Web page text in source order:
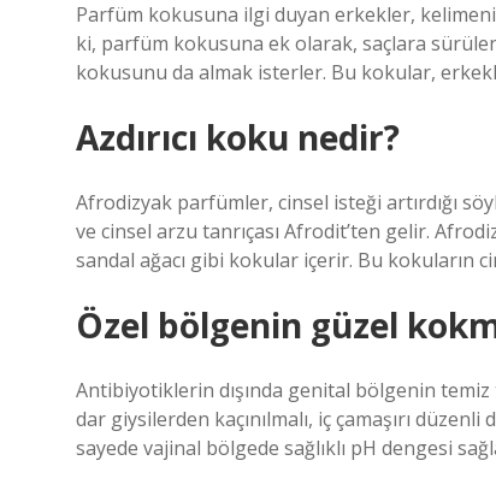
Parfüm kokusuna ilgi duyan erkekler,
ki, parfüm kokusuna ek olarak, saçlara
kokusunu da almak isterler. Bu kokular,
Azdırıcı koku nedir?
Afrodizyak parfümler, cinsel isteği artırdığı
ve cinsel arzu tanrıçası Afrodit’ten gelir.
sandal ağacı gibi kokular içerir. Bu kokuların
Özel bölgenin güzel
Antibiyotiklerin dışında genital bölgenin temiz
dar giysilerden kaçınılmalı, iç çamaşırı
sayede vajinal bölgede sağlıklı pH dengesi